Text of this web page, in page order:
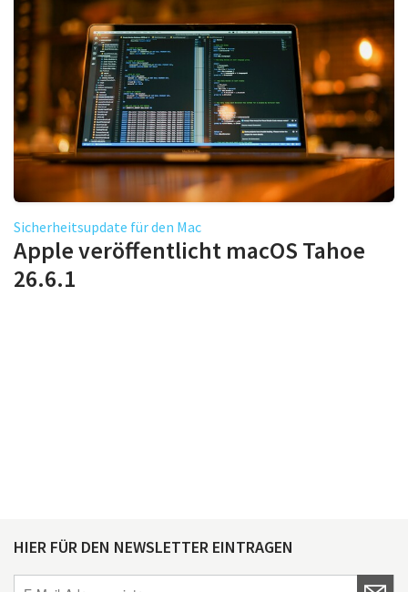
Sicherheitsupdate für den Mac
Apple veröffentlicht macOS Tahoe
26.6.1
HIER FÜR DEN NEWSLETTER EINTRAGEN